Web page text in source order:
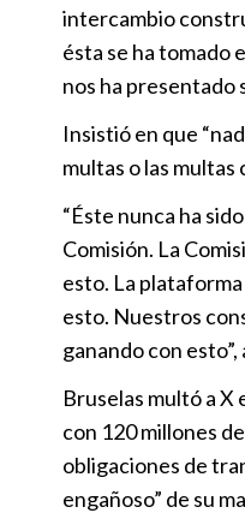
intercambio
ésta se ha tomado
nos ha presentado
Insistió en que
multas o las multas
“Éste nunca ha
Comisión. La
esto. La
esto. Nuestros
ganando con
Bruselas multó a X
con 120 millones
obligaciones de
engañoso” de su